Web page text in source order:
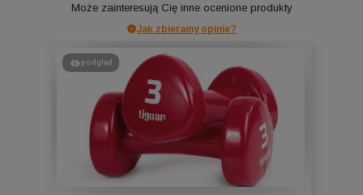
Może zainteresują Cię inne ocenione produkty
Jak zbieramy opinie?
podgląd